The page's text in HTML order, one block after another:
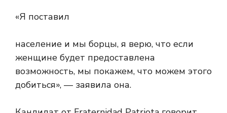
«Я поставил
население и мы борцы, я верю, что если
женщине будет предоставлена ​​
возможность, мы покажем, что можем этого
добиться», — заявила она.